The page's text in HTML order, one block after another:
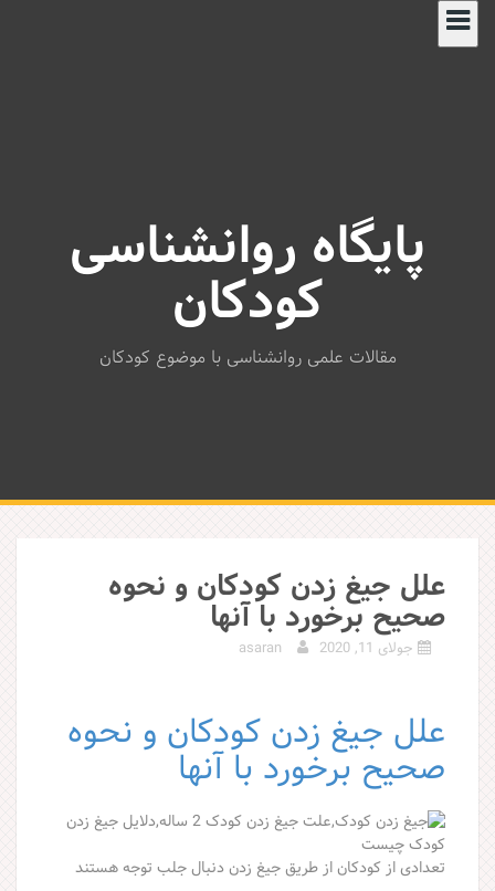
پایگاه روانشناسی
کودکان
مقالات علمی روانشناسی با موضوع کودکان
علل جیغ زدن کودکان و نحوه
صحیح برخورد با آنها
جولای 11, 2020 asaran
علل جیغ زدن کودکان و نحوه
صحیح برخورد با آنها
تعدادی از کودکان از طریق جیغ زدن دنبال جلب توجه هستند